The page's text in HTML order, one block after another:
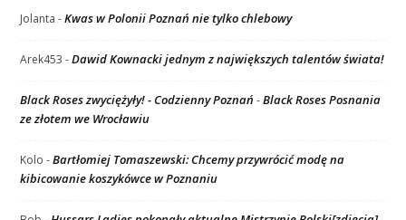
Jolanta -Kwas w Polonii Poznań nie tylko chlebowy
Arek453 -Dawid Kownacki jednym z największych talentów świata!
Black Roses zwyciężyły! - Codzienny Poznań -Black Roses Posnania
ze złotem we Wrocławiu
Kolo -Bartłomiej Tomaszewski: Chcemy przywrócić modę na
kibicowanie koszykówce w Poznaniu